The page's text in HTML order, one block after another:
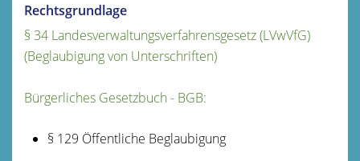
Rechtsgrundlage
§ 34 Landesverwaltungsverfahrensgesetz (LVwVfG)
(Beglaubigung von Unterschriften)
Bürgerliches Gesetzbuch - BGB:
§ 129 Öffentliche Beglaubigung